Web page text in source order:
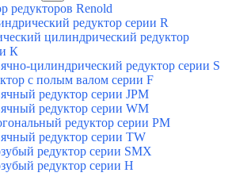
редукторов Renold
редуктор серии R
цилиндрический редуктор
К
цилиндрический редуктор серии S
с полым валом серии F
редуктор серии JPM
редуктор серии WM
редуктор серии PM
редуктор серии TW
редуктор серии SMX
редуктор серии Н